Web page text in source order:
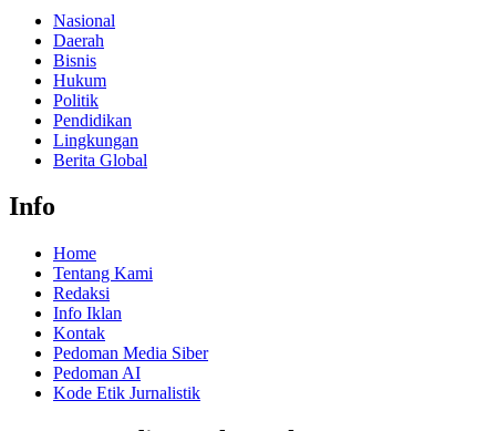
Nasional
Daerah
Bisnis
Hukum
Politik
Pendidikan
Lingkungan
Berita Global
Info
Home
Tentang Kami
Redaksi
Info Iklan
Kontak
Pedoman Media Siber
Pedoman AI
Kode Etik Jurnalistik